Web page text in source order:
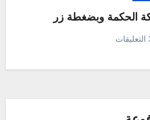
الحكمة وبضغطة زر